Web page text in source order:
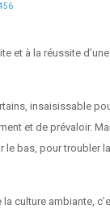
et à la réussite
insaisissable
et de prévaloir.
le bas, pour troubler
la culture ambiante,